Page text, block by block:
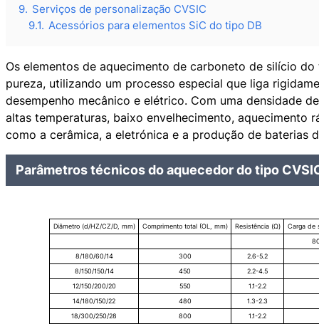
9. Serviços de personalização CVSIC
9.1. Acessórios para elementos SiC do tipo DB
Os elementos de aquecimento de carboneto de silício
pureza, utilizando um processo especial que liga
desempenho mecânico e elétrico. Com uma densidade
altas temperaturas, baixo envelhecimento, aquecimento
como a cerâmica, a eletrónica e a produção de baterias
Parâmetros técnicos do aquecedor do tipo
Diâmetro (d/HZ/CZ/D, mm) Comprimento total (OL, mm) Resistência (Ω) Carga de
8/180/60/14 300 2.6-5.2
8/150/150/14 450 2.2-4.5
12/150/200/20 550 1.1-2.2
14/180/150/22 480 1.3-2.3
18/300/250/28 800 1.1-2.2